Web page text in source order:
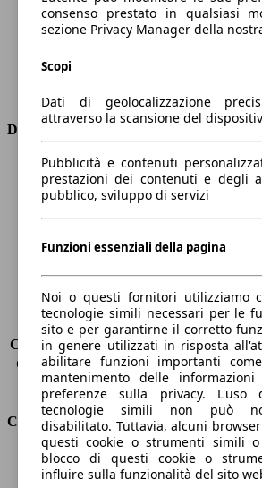
Cilindrata
1199 ccm
Carburante
Benzina
Trasmissione
Dimensioni
Lunghezza
4160 mm
Altezza
1560 mm
Larghezza
Peso massimo
1680 kg
Sedili
5
Carico sul tetto
-
Capacità di traino (senza freni) -
Capacità di traino (con freni)
1250 kg
Volume del bagagliaio
350 -
Consumi
Emissioni di CO2*
129 g/km
Consumo (urbano)
6.6 l/100km
consenso prestato in qualsiasi
sezione Privacy Manager della
Scopi
Dati di geolocalizzazione
attraverso la scansione del
Pubblicità e contenuti
prestazioni dei contenuti e degli
pubblico, sviluppo di servizi
Funzioni essenziali della pagina
Noi o questi fornitori utilizziamo
tecnologie simili necessari per le
sito e per garantirne il corretto
in genere utilizzati in risposta
abilitare funzioni importanti
mantenimento delle
preferenze sulla privacy.
tecnologie simili non può
disabilitato. Tuttavia, alcuni
questi cookie o strumenti simili
blocco di questi cookie o
influire sulla funzionalità del sito